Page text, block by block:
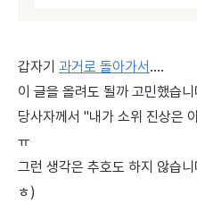
갑자기 과거로 돌아가서 ....
이 글을 올려도 될까 고민했습
당사자께서 "내가 소위 진상은
ㅠ
그런 생각은 추호도 하지 않습
ㅎ)